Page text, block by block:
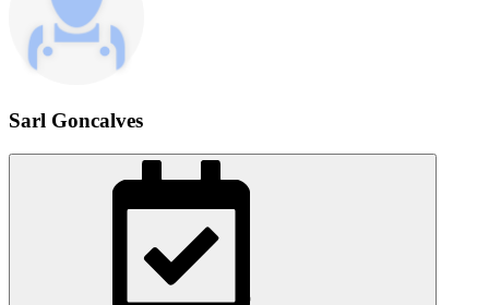
Sarl Goncalves